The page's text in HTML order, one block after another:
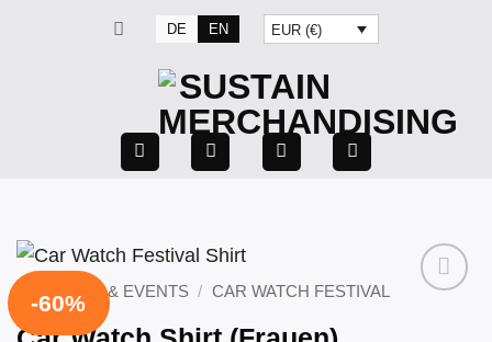
DE EN EUR (€)
-60%
FESTIVALS & EVENTS / CAR WATCH FESTIVAL